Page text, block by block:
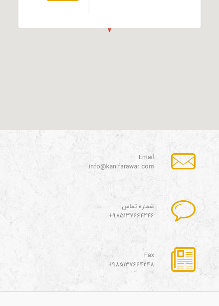
Email
info@kanifarawar.com
شماره تماس
985137664246+
Fax
985137664248+